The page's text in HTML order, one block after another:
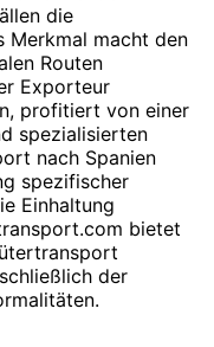
die
Merkmal macht den
Routen
Exporteur
profitiert von einer
spezialisierten
nach Spanien
spezifischer
Einhaltung
bietet
der